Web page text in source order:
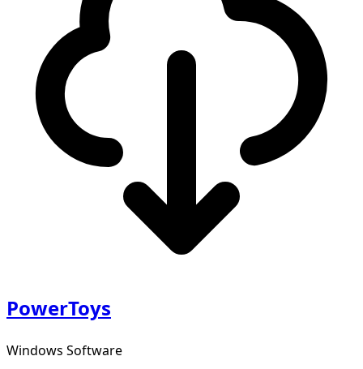
PowerToys
Windows Software